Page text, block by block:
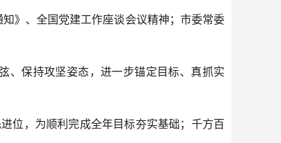
》、全国党建工作座谈会议精神；市委常委
、保持攻坚姿态，进一步锚定目标、真抓实
位，为顺利完成全年目标夯实基础；千方百